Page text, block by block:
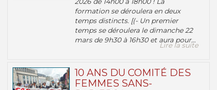
formation se déroulera en deux
temps distincts. [(- Un premier
temps se déroulera le dimanche 22
mars de 9h30 à 16h30 et aura pour...
Lire la suite
10 ANS DU COMITÉ DES
FEMMES SANS-